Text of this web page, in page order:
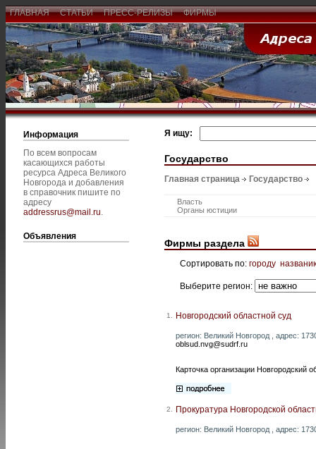
ГЛАВНАЯ СТАТЬИ ПРЕСС-РЕЛИЗЫ ФИРМЫ
Информация
По всем вопросам
касающихся работы
ресурса Адреса Великого
Новгорода и добавления
в справочник пишите по
адресу
addressrus@mail.ru.
Объявления
Я ищу:
Государство
Главная страница Государство
Власть
Органы юстиции
Фирмы раздела
Сортировать по: городу
Выберите регион:
1. Новгородский областной суд
регион: Великий Новгород , адрес:
oblsud.nvg@sudrf.ru
Карточка организации Новгородский
2. Прокуратура Новгородской
регион: Великий Новгород , адрес: